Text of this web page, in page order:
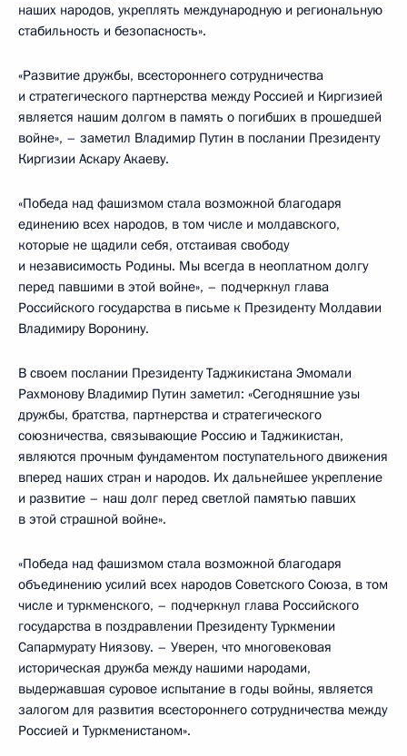
наших народов, укреплять международную и региональную
стабильность и безопасность».
«Развитие дружбы, всестороннего сотрудничества
и стратегического партнерства между Россией и Киргизией
является нашим долгом в память о погибших в прошедшей
войне», – заметил Владимир Путин в послании Президенту
Киргизии Аскару Акаеву.
«Победа над фашизмом стала возможной благодаря
единению всех народов, в том числе и молдавского,
которые не щадили себя, отстаивая свободу
и независимость Родины. Мы всегда в неоплатном долгу
перед павшими в этой войне», – подчеркнул глава
Российского государства в письме к Президенту Молдавии
Владимиру Воронину.
В своем послании Президенту Таджикистана Эмомали
Рахмонову Владимир Путин заметил: «Сегодняшние узы
дружбы, братства, партнерства и стратегического
союзничества, связывающие Россию и Таджикистан,
являются прочным фундаментом поступательного движения
вперед наших стран и народов. Их дальнейшее укрепление
и развитие – наш долг перед светлой памятью павших
в этой страшной войне».
«Победа над фашизмом стала возможной благодаря
объединению усилий всех народов Советского Союза, в том
числе и туркменского, – подчеркнул глава Российского
государства в поздравлении Президенту Туркмении
Сапармурату Ниязову. – Уверен, что многовековая
историческая дружба между нашими народами,
выдержавшая суровое испытание в годы войны, является
залогом для развития всестороннего сотрудничества между
Россией и Туркменистаном».